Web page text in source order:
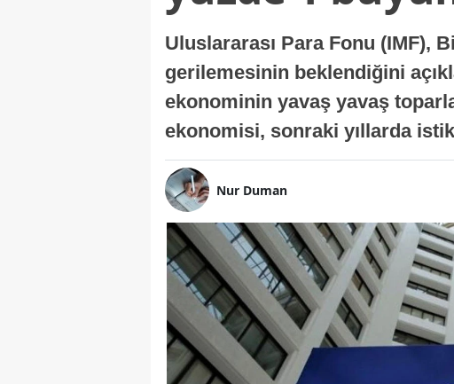
Uluslararası Para Fonu (IMF),
gerilemesinin beklendiğini
ekonominin yavaş yavaş
ekonomisi, sonraki yıllarda
Nur Duman